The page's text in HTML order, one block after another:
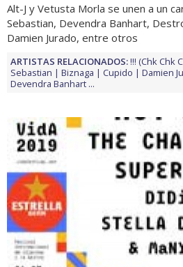
Alt-J y Vetusta Morla se unen a un
Sebastian, Devendra Banhart,
Damien Jurado, entre otros
ARTISTAS RELACIONADOS:!!! (Chk Chk
Sebastian
Biznaga Cupido Damien
Devendra Banhart ...